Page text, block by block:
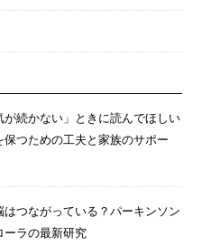
が続かない」ときに読んでほしい
つための工夫と家族のサポー
はつながっている？パーキンソン
ーラの最新研究